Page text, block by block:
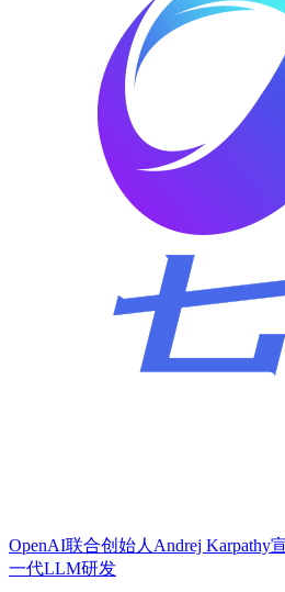
OpenAI联合创始人Andrej Karpathy
一代LLM研发